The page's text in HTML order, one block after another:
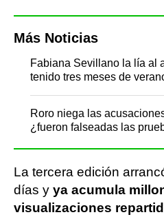
Más Noticias
Fabiana Sevillano la lía al
tenido tres meses de
Roro niega las
¿fueron falseadas las
La tercera edición
días y ya acumula
visualizaciones